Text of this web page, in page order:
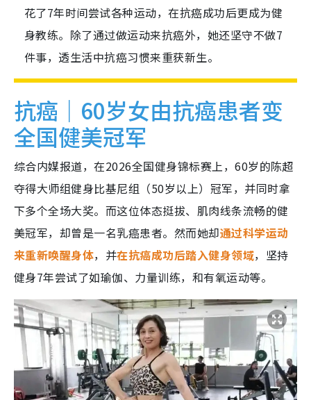
花了7年时间尝试各种运动，在抗癌成功后更成为健
身教练。除了通过做运动来抗癌外，她还坚守不做7
件事，透生活中抗癌习惯来重获新生。
抗癌｜60岁女由抗癌患者变
全国健美冠军
综合内媒报道，在2026全国健身锦标赛上，60岁的陈超
夺得大师组健身比基尼组（50岁以上）冠军，并同时拿
下多个全场大奖。而这位体态挺拔、肌肉线条流畅的健
美冠军，却曾是一名乳癌患者。然而她却通过科学运动
来重新唤醒身体，并在抗癌成功后踏入健身领域，坚持
健身7年尝试了如瑜伽、力量训练，和有氧运动等。